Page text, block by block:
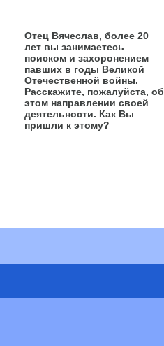
Отец Вячеслав, более 20
лет вы занимаетесь
поиском и захоронением
павших в годы Великой
Отечественной войны.
Расскажите, пожалуйста, об
этом направлении своей
деятельности. Как Вы
пришли к этому?